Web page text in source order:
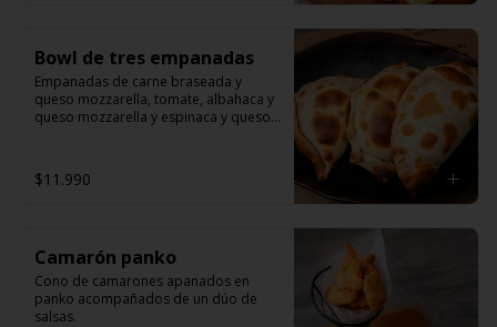
Bowl de tres empanadas
Empanadas de carne braseada y
queso mozzarella, tomate, albahaca y
queso mozzarella y espinaca y queso
$11.990
Camarón panko
Cono de camarones apanados en
panko acompañados de un dúo de
salsas.